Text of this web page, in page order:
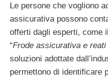
Le persone che vogliono
assicurativa possono
offerti dagli esperti, come
“Frode assicurativa e
soluzioni adottate
permettono di identificare